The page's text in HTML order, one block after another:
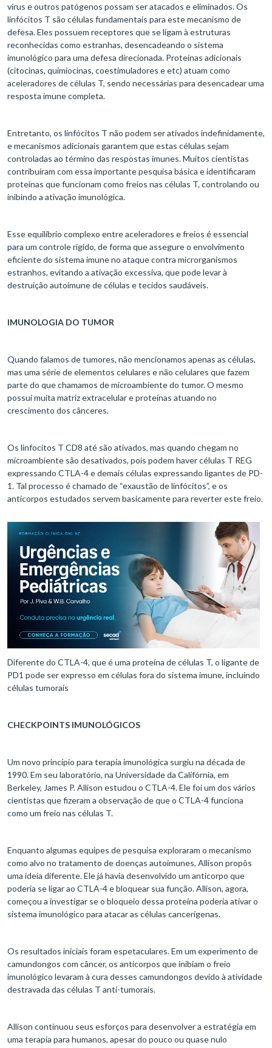
vírus e outros patógenos possam ser atacados e eliminados. Os
linfócitos T são células fundamentais para este mecanismo de
defesa. Eles possuem receptores que se ligam à estruturas
reconhecidas como estranhas, desencadeando o sistema
imunológico para uma defesa direcionada. Proteínas adicionais
(citocinas, quimiocinas, coestimuladores e etc) atuam como
aceleradores de células T, sendo necessárias para desencadear uma
resposta imune completa.
Entretanto, os linfócitos T não podem ser ativados indefinidamente,
e mecanismos adicionais garantem que estas células sejam
controladas ao término das respostas imunes. Muitos cientistas
contribuíram com essa importante pesquisa básica e identificaram
proteínas que funcionam como freios nas células T, controlando ou
inibindo a ativação imunológica.
Esse equilíbrio complexo entre aceleradores e freios é essencial
para um controle rígido, de forma que assegure o envolvimento
eficiente do sistema imune no ataque contra microrganismos
estranhos, evitando a ativação excessiva, que pode levar à
destruição autoimune de células e tecidos saudáveis.
IMUNOLOGIA DO TUMOR
Quando falamos de tumores, não mencionamos apenas as células,
mas uma série de elementos celulares e não celulares que fazem
parte do que chamamos de microambiente do tumor. O mesmo
possui muita matriz extracelular e proteínas atuando no
crescimento dos cânceres.
Os linfocitos T CD8 até são ativados, mas quando chegam no
microambiente são desativados, pois podem haver células T REG
expressando CTLA-4 e demais células expressando ligantes de PD-
1. Tal processo é chamado de “exaustão de linfócitos”, e os
anticorpos estudados servem basicamente para reverter este freio.
Diferente do CTLA-4, que é uma proteína de células T, o ligante de
PD1 pode ser expresso em células fora do sistema imune, incluindo
células tumorais
CHECKPOINTS IMUNOLÓGICOS
Um novo princípio para terapia imunológica surgiu na década de
1990. Em seu laboratório, na Universidade da Califórnia, em
Berkeley, James P. Allison estudou o CTLA-4. Ele foi um dos vários
cientistas que fizeram a observação de que o CTLA-4 funciona
como um freio nas células T.
Enquanto algumas equipes de pesquisa exploraram o mecanismo
como alvo no tratamento de doenças autoimunes, Allison propôs
uma ideia diferente. Ele já havia desenvolvido um anticorpo que
poderia se ligar ao CTLA-4 e bloquear sua função. Allison, agora,
começou a investigar se o bloqueio dessa proteína poderia ativar o
sistema imunológico para atacar as células cancerígenas.
Os resultados iniciais foram espetaculares. Em um experimento de
camundongos com câncer, os anticorpos que inibiam o freio
imunológico levaram à cura desses camundongos devido à atividade
destravada das células T anti-tumorais.
Allison continuou seus esforços para desenvolver a estratégia em
uma terapia para humanos, apesar do pouco ou quase nulo